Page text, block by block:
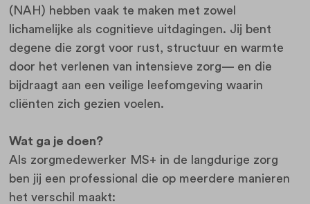
(NAH) hebben vaak te maken met zowel
lichamelijke als cognitieve uitdagingen. Jij bent
degene die zorgt voor rust, structuur en warmte
door het verlenen van intensieve zorg— en die
bijdraagt aan een veilige leefomgeving waarin
cliënten zich gezien voelen.
Wat ga je doen?
Als zorgmedewerker MS+ in de langdurige zorg
ben jij een professional die op meerdere manieren
het verschil maakt: